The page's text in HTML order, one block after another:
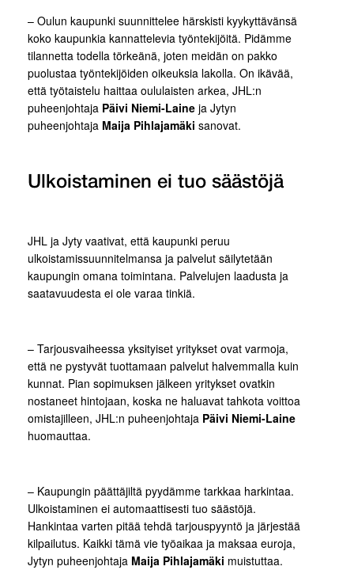
– Oulun kaupunki suunnittelee härskisti kyykyttävänsä
koko kaupunkia kannattelevia työntekijöitä. Pidämme
tilannetta todella törkeänä, joten meidän on pakko
puolustaa työntekijöiden oikeuksia lakolla. On ikävää,
että työtaistelu haittaa oululaisten arkea, JHL:n
puheenjohtaja Päivi Niemi-Laine ja Jytyn
puheenjohtaja Maija Pihlajamäki sanovat.
Ulkoistaminen ei tuo säästöjä
JHL ja Jyty vaativat, että kaupunki peruu
ulkoistamissuunnitelmansa ja palvelut säilytetään
kaupungin omana toimintana. Palvelujen laadusta ja
saatavuudesta ei ole varaa tinkiä.
– Tarjousvaiheessa yksityiset yritykset ovat varmoja,
että ne pystyvät tuottamaan palvelut halvemmalla kuin
kunnat. Pian sopimuksen jälkeen yritykset ovatkin
nostaneet hintojaan, koska ne haluavat tahkota voittoa
omistajilleen, JHL:n puheenjohtaja Päivi Niemi-Laine
huomauttaa.
– Kaupungin päättäjiltä pyydämme tarkkaa harkintaa.
Ulkoistaminen ei automaattisesti tuo säästöjä.
Hankintaa varten pitää tehdä tarjouspyyntö ja järjestää
kilpailutus. Kaikki tämä vie työaikaa ja maksaa euroja,
Jytyn puheenjohtaja Maija Pihlajamäki muistuttaa.